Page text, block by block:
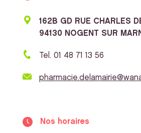
162B GD RUE CHARLES
94130 NOGENT SUR
Tel. 01 48 71 13 56
Nos horaires